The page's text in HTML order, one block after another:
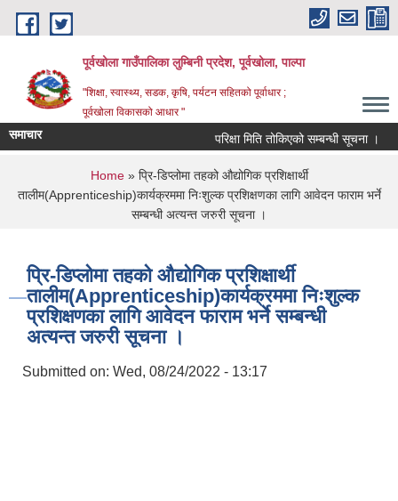
Skip to main content
पूर्वखोला गाउँपालिका लुम्बिनी प्रदेश, पूर्वखोला, पाल्पा
"शिक्षा, स्वास्थ्य, सडक, कृषि, पर्यटन सहितको पूर्वाधार ;
पूर्वखोला विकासको आधार "
समाचार परिक्षा मिति तोकिएको सम्बन्धी सूचना ।
You are here
Home» प्रि-डिप्लोमा तहको औद्योगिक प्रशिक्षार्थी
तालीम(Apprenticeship)कार्यक्रममा निःशुल्क प्रशिक्षणका लागि आवेदन फाराम भर्ने
सम्बन्धी अत्यन्त जरुरी सूचना ।
प्रि-डिप्लोमा तहको औद्योगिक प्रशिक्षार्थी
तालीम(Apprenticeship)कार्यक्रममा निःशुल्क
प्रशिक्षणका लागि आवेदन फाराम भर्ने सम्बन्धी
अत्यन्त जरुरी सूचना ।
Submitted on: Wed, 08/24/2022 - 13:17